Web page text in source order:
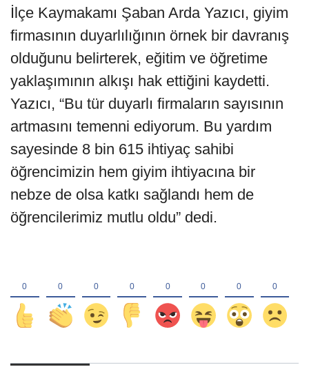
İlçe Kaymakamı Şaban Arda Yazıcı, giyim
firmasının duyarlılığının örnek bir davranış
olduğunu belirterek, eğitim ve öğretime
yaklaşımının alkışı hak ettiğini kaydetti.
Yazıcı, “Bu tür duyarlı firmaların sayısının
artmasını temenni ediyorum. Bu yardım
sayesinde 8 bin 615 ihtiyaç sahibi
öğrencimizin hem giyim ihtiyacına bir
nebze de olsa katkı sağlandı hem de
öğrencilerimiz mutlu oldu” dedi.